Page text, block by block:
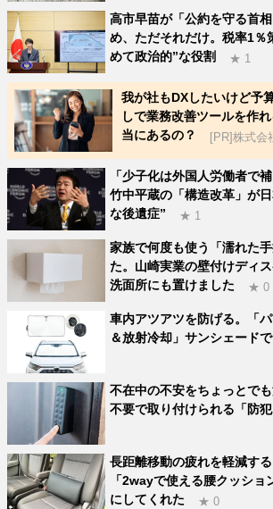
高市早苗が「公約を守る首
め、ただそれだけ。税率1％
めて政治的”な役割
★ 1
我が社もDXしたいけど予
しで業務改善ツールを作
当にあるの？
[PR]株式会
「少子化は外国人労働者で
竹中平蔵の「構造改革」が
な後遺症”
★ 1
家族で何度も使う「濡れた
た。山崎実業の壁付けディ
洗面所にも置けました
★ 0
車内アツアツを防げる。「
＆放射冷却」サンシェードで
不在中の不安をちょっとで
不要で取り付けられる「防
長距離移動の疲れを軽減する
「2wayで使える腰クッシ
にしてくれた
★ 0